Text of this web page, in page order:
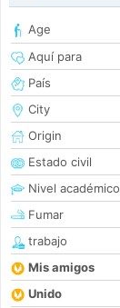
Age
Aquí para
País
City
Origin
Estado civil
Nivel académico
Fumar
trabajo
Mis amigos
Unido